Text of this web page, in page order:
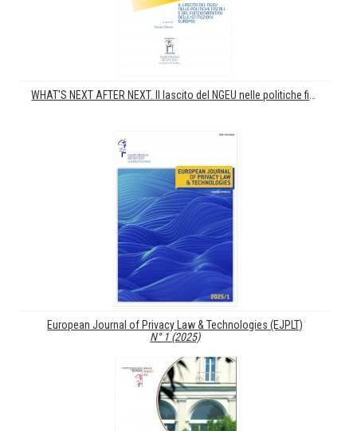
European Journal of Privacy Law & Technologies (EJPLT)
N° 1 (2025)